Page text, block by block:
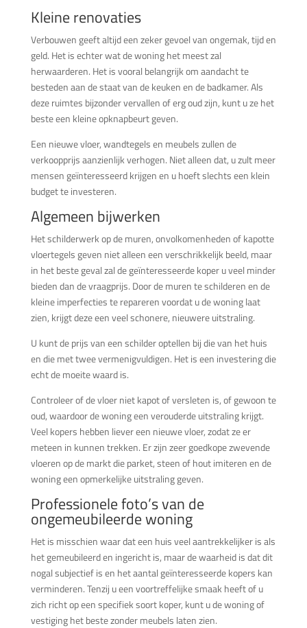
Kleine renovaties
Verbouwen geeft altijd een zeker gevoel van ongemak, tijd en
geld. Het is echter wat de woning het meest zal
herwaarderen. Het is vooral belangrijk om aandacht te
besteden aan de staat van de keuken en de badkamer. Als
deze ruimtes bijzonder vervallen of erg oud zijn, kunt u ze het
beste een kleine opknapbeurt geven.
Een nieuwe vloer, wandtegels en meubels zullen de
verkoopprijs aanzienlijk verhogen. Niet alleen dat, u zult meer
mensen geïnteresseerd krijgen en u hoeft slechts een klein
budget te investeren.
Algemeen bijwerken
Het schilderwerk op de muren, onvolkomenheden of kapotte
vloertegels geven niet alleen een verschrikkelijk beeld, maar
in het beste geval zal de geïnteresseerde koper u veel minder
bieden dan de vraagprijs. Door de muren te schilderen en de
kleine imperfecties te repareren voordat u de woning laat
zien, krijgt deze een veel schonere, nieuwere uitstraling.
U kunt de prijs van een schilder optellen bij die van het huis
en die met twee vermenigvuldigen. Het is een investering die
echt de moeite waard is.
Controleer of de vloer niet kapot of versleten is, of gewoon te
oud, waardoor de woning een verouderde uitstraling krijgt.
Veel kopers hebben liever een nieuwe vloer, zodat ze er
meteen in kunnen trekken. Er zijn zeer goedkope zwevende
vloeren op de markt die parket, steen of hout imiteren en de
woning een opmerkelijke uitstraling geven.
Professionele foto’s van de
ongemeubileerde woning
Het is misschien waar dat een huis veel aantrekkelijker is als
het gemeubileerd en ingericht is, maar de waarheid is dat dit
nogal subjectief is en het aantal geïnteresseerde kopers kan
verminderen. Tenzij u een voortreffelijke smaak heeft of u
zich richt op een specifiek soort koper, kunt u de woning of
vestiging het beste zonder meubels laten zien.